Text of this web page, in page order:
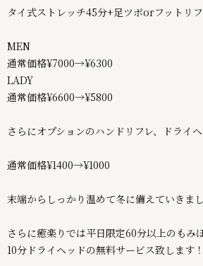
タイ式ストレッチ45分+足ツボorフットリ
MEN
通常価格¥7000→¥6300
LADY
通常価格¥6600→¥5800
さらにオプションのハンドリフレ、ドライ
通常価格¥1400→¥1000
末端からしっかり温めて冬に備えていきま
さらに癒楽りでは平日限定60分以上のもみ
10分ドライヘッドの無料サービス致します